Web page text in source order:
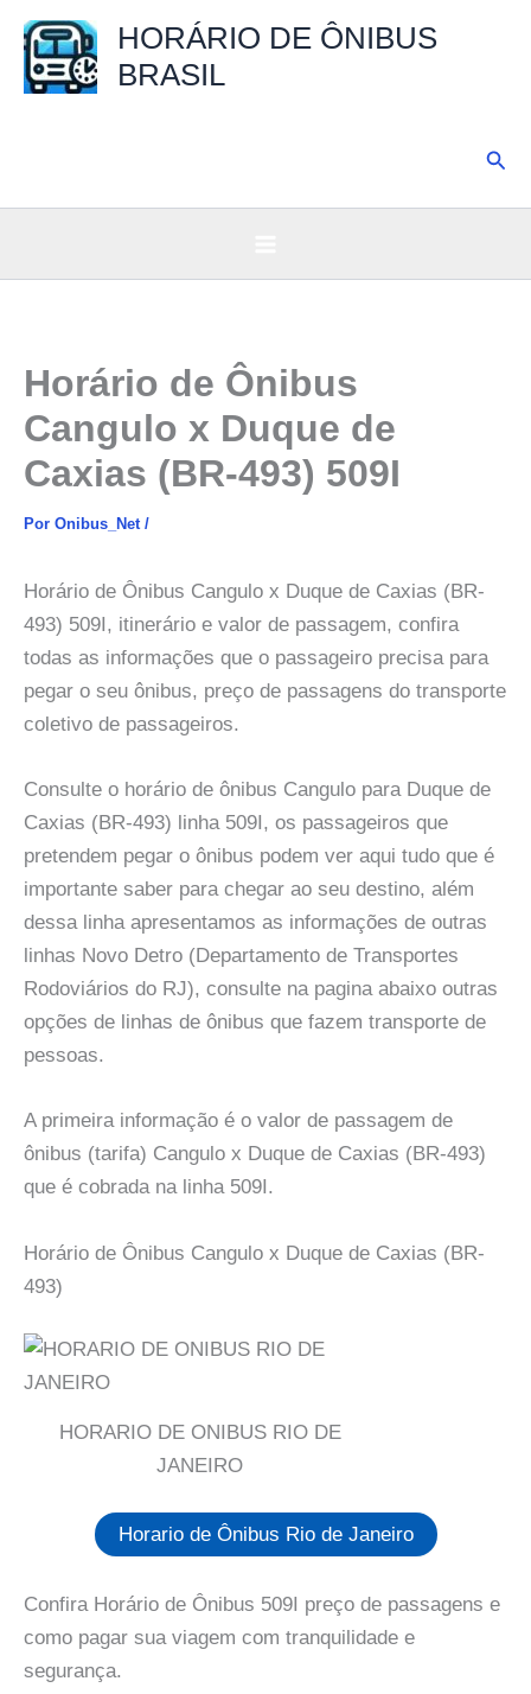
para
HORÁRIO DE ÔNIBUS
BRASIL
Horário de Ônibus
Cangulo x Duque de
Caxias (BR-493) 509I
Por Onibus_Net /
Horário de Ônibus Cangulo x Duque de Caxias (BR-
493) 509I, itinerário e valor de passagem, confira
todas as informações que o passageiro precisa para
pegar o seu ônibus, preço de passagens do transporte
coletivo de passageiros.
Consulte o horário de ônibus Cangulo para Duque de
Caxias (BR-493) linha 509I, os passageiros que
pretendem pegar o ônibus podem ver aqui tudo que é
importante saber para chegar ao seu destino, além
dessa linha apresentamos as informações de outras
linhas Novo Detro (Departamento de Transportes
Rodoviários do RJ), consulte na pagina abaixo outras
opções de linhas de ônibus que fazem transporte de
pessoas.
A primeira informação é o valor de passagem de
ônibus (tarifa) Cangulo x Duque de Caxias (BR-493)
que é cobrada na linha 509I.
Horário de Ônibus Cangulo x Duque de Caxias (BR-
493)
HORARIO DE ONIBUS RIO DE
JANEIRO
Horario de Ônibus Rio de Janeiro
Confira Horário de Ônibus 509I preço de passagens e
como pagar sua viagem com tranquilidade e
segurança.